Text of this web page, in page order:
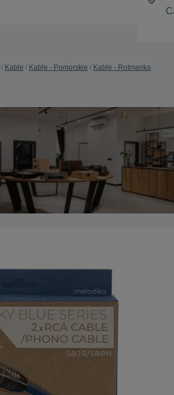
Kable Kable - Pomorskie Kable - Rotmanka